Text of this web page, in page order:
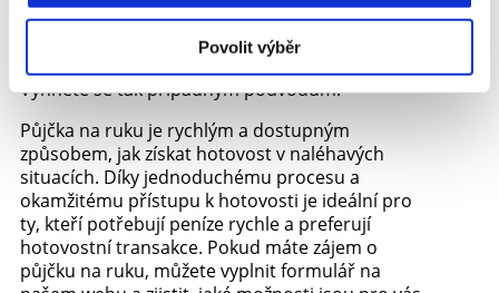
Povolit výběr
Důvěryhodnost zprostředkovatele – Vždy si
vybírejte prověřeného zprostředkovatele, který
má dobré recenze a transparentní podmínky.
Vyhnete se tak případným podvodům.
Půjčka na ruku je rychlým a dostupným
způsobem, jak získat hotovost v naléhavých
situacích. Díky jednoduchému procesu a
okamžitému přístupu k hotovosti je ideální pro
ty, kteří potřebují peníze rychle a preferují
hotovostní transakce. Pokud máte zájem o
půjčku na ruku, můžete vyplnit formulář na